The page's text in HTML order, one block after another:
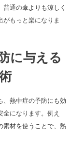
通の傘よりも涼しく
もっと楽になりま
に与える
、熱中症の予防にも効
になります。例え
素材を使うことで、熱